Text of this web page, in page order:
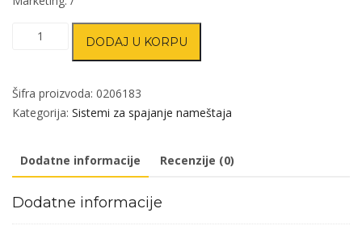
Spajač
M3,5/L=13,5mm
(12kom)
DODAJ U KORPU
Šifra proizvoda: 0206183
Kategorija: Sistemi za spajanje nameštaja
Dodatne informacije Recenzije (0)
Dodatne informacije